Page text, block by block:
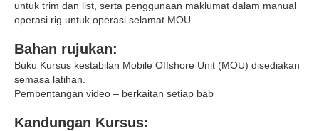
untuk trim dan list, serta penggunaan maklumat dalam manual
operasi rig untuk operasi selamat MOU.
Bahan rujukan:
Buku Kursus kestabilan Mobile Offshore Unit (MOU) disediakan
semasa latihan.
Pembentangan video – berkaitan setiap bab
Kandungan Kursus: